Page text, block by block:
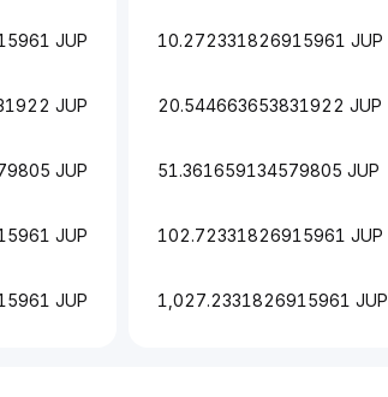
10.272331826915961 JUP
20.544663653831922 JUP
51.361659134579805 JUP
102.72331826915961 JUP
1,027.2331826915961 JUP
JUP
JUP
JUP
JUP
JUP